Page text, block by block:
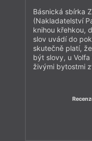
Básnická sbírka
(Nakladatelství
knihou křehkou,
slov uvádí do
skutečně platí,
být slovy, u
živými bytostmi